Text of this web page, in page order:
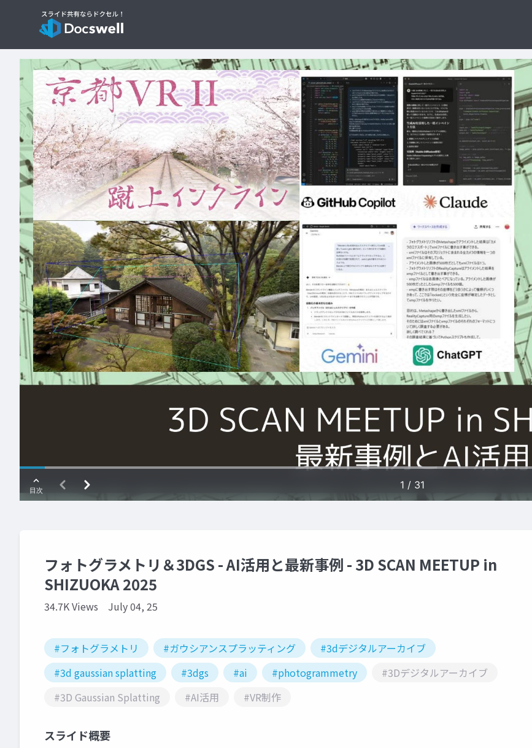
フォトグラメトリ＆3DGS - AI活用と最新事例 - 3D SCAN MEETUP in
SHIZUOKA 2025
34.7K Views July 04, 25
#フォトグラメトリ #ガウシアンスプラッティング
#3dデジタルアーカイブ
#3d gaussian splatting
#3dgs #ai #photogrammetry
#3Dデジタルアーカイブ
#3D Gaussian Splatting
#AI活用 #VR制作
スライド概要